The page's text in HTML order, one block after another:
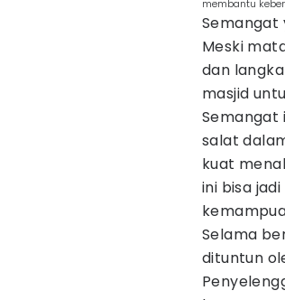
membantu
Semangat
Meski
dan
masjid
Semangat
salat
kuat
ini bisa
Selama
dituntun